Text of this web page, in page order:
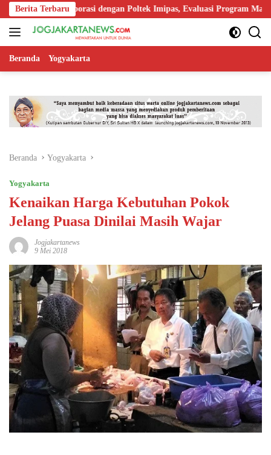
Langsung
ke
konten
Berita Terbaru
Kolaborasi dengan Poltek Imipas, Evaluasi Program Magang Taruna
Beranda Yogyakarta
Beranda Yogyakarta
Yogyakarta
Kenaikan Harga Kebutuhan Pokok
Jelang Puasa Dinilai Masih Wajar
Jogjakartanews
9 Mei 2018